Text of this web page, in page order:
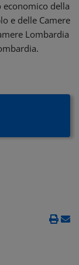
economico della
e delle Camere
Lombardia